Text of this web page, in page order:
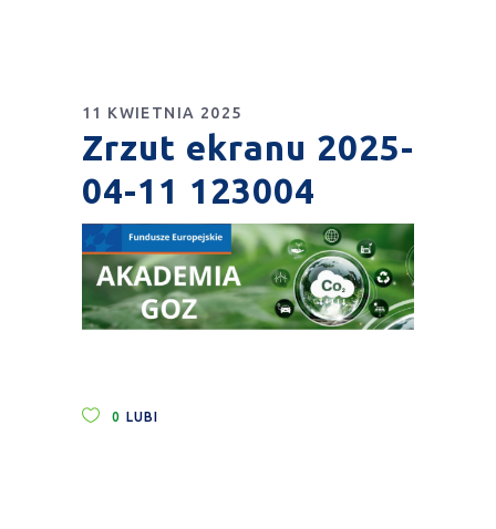
11 KWIETNIA 2025
Zrzut ekranu 2025-
04-11 123004
0 LUBI